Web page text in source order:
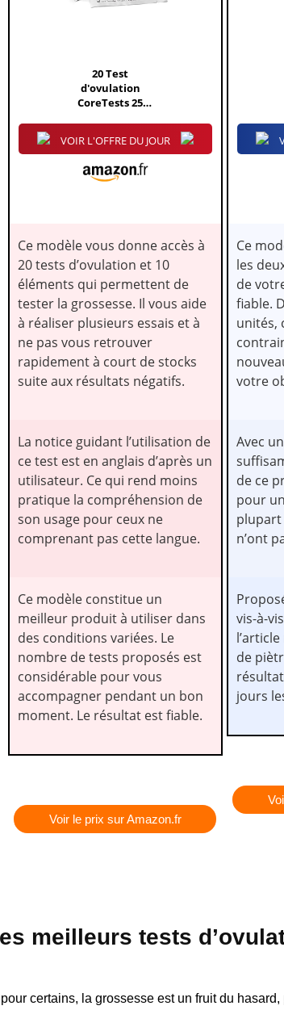
20 Test
d'ovulation
CoreTests 25
VOIR L'OFFRE DU JOUR
Ce modèle vous donne accès à
20 tests d’ovulation et 10
éléments qui permettent de
tester la grossesse. Il vous aide
à réaliser plusieurs essais et à
ne pas vous retrouver
rapidement à court de stocks
suite aux résultats négatifs.
La notice guidant l’utilisation de
ce test est en anglais d’après un
utilisateur. Ce qui rend moins
pratique la compréhension de
son usage pour ceux ne
comprenant pas cette langue.
Ce modèle constitue un
meilleur produit à utiliser dans
des conditions variées. Le
nombre de tests proposés est
considérable pour vous
accompagner pendant un bon
moment. Le résultat est fiable.
Voir le prix sur Amazon.fr
Ce
les
de
fiable.
unités,
votre
Avec
de ce
pour
plupart
n’ont
vis-à-
de
jours
meilleurs tests
certains, la grossesse est un fruit du